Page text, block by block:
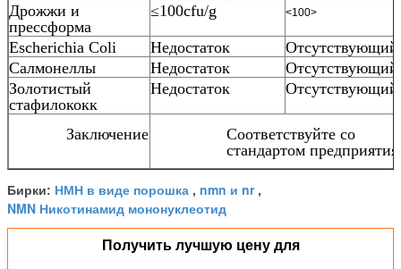
Дрожжи и
прессформа
≤100cfu/g <100>
Escherichia Coli Недостаток
Отсутствующий
Салмонеллы
Недостаток
Отсутствующий
Золотистый
стафилококк
Недостаток Отсутствующий
Заключение
Соответствуйте со
стандартом предприятия
Бирки: НМН в виде порошка , nmn и nr,
NMN Никотинамид мононуклеотид
Получить лучшую цену для